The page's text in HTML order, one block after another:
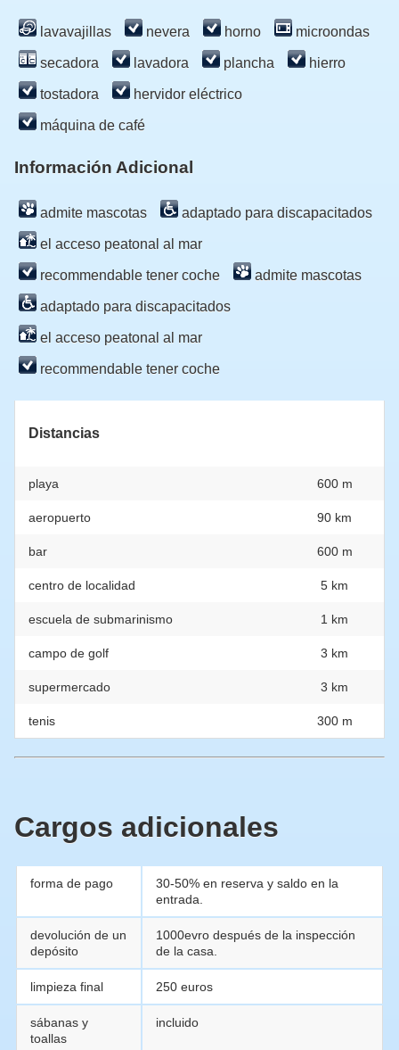
lavavajillas nevera horno microondas
secadora lavadora plancha hierro
tostadora hervidor eléctrico
máquina de café
Información Adicional
admite mascotas adaptado para discapacitados
el acceso peatonal al mar
recommendable tener coche admite mascotas
adaptado para discapacitados
el acceso peatonal al mar
recommendable tener coche
Distancias
playa 600 m
aeropuerto 90 km
bar 600 m
centro de localidad 5 km
escuela de submarinismo 1 km
campo de golf 3 km
supermercado 3 km
tenis 300 m
Cargos adicionales
forma de pago
30-50% en reserva y saldo en la
entrada.
devolución de un
depósito
1000evro después de la inspección
de la casa.
limpieza final 250 euros
sábanas y
toallas
incluido